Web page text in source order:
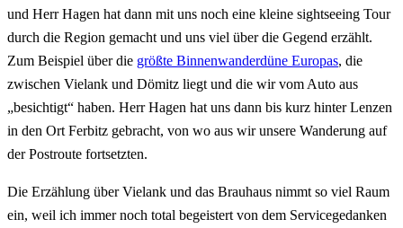
und Herr Hagen hat dann mit uns noch eine kleine sightseeing Tour
durch die Region gemacht und uns viel über die Gegend erzählt.
Zum Beispiel über die größte Binnenwanderdüne Europas, die
zwischen Vielank und Dömitz liegt und die wir vom Auto aus
„besichtigt“ haben. Herr Hagen hat uns dann bis kurz hinter Lenzen
in den Ort Ferbitz gebracht, von wo aus wir unsere Wanderung auf
der Postroute fortsetzten.
Die Erzählung über Vielank und das Brauhaus nimmt so viel Raum
ein, weil ich immer noch total begeistert von dem Servicegedanken